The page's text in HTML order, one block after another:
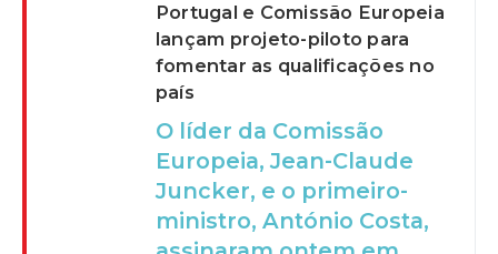
Portugal e Comissão Europeia
lançam projeto-piloto para
fomentar as qualificações no
país
O líder da Comissão
Europeia, Jean-Claude
Juncker, e o primeiro-
ministro, António Costa,